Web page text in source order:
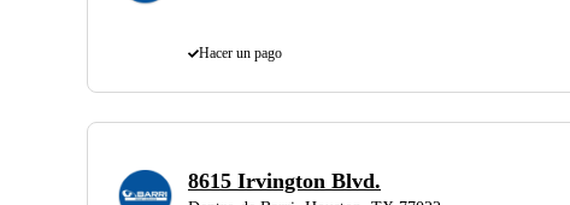
Hacer un pago
8615 Irvington Blvd.